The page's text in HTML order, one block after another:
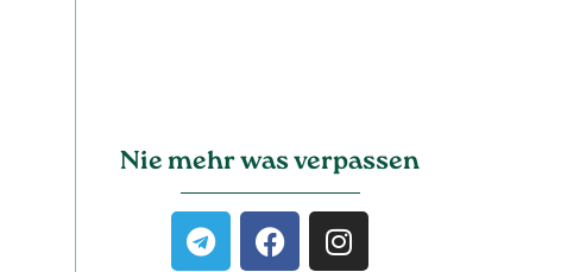
Nie mehr was verpassen